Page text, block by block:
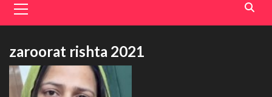
Menu
zaroorat rishta 2021